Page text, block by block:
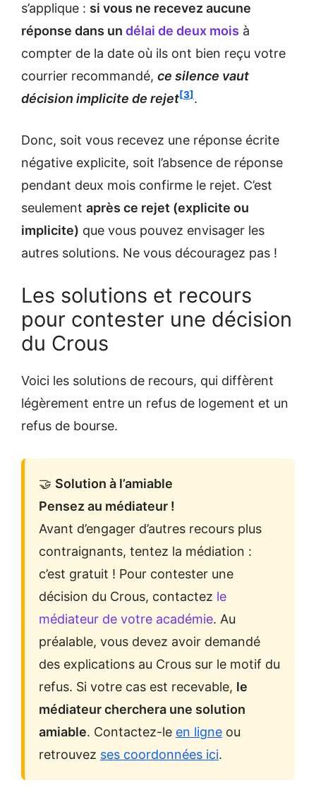
s’applique : si vous ne recevez aucune
réponse dans un délai de deux mois à
compter de la date où ils ont bien reçu votre
courrier recommandé, ce silence vaut
décision implicite de rejet 3 .
Donc, soit vous recevez une réponse écrite
négative explicite, soit l’absence de réponse
pendant deux mois confirme le rejet. C’est
seulement après ce rejet (explicite ou
implicite) que vous pouvez envisager les
autres solutions. Ne vous découragez pas !
Les solutions et recours
pour contester une décision
du Crous
Voici les solutions de recours, qui diffèrent
légèrement entre un refus de logement et un
refus de bourse.
🤝 Solution à l’amiable
Pensez au médiateur !
Avant d’engager d’autres recours plus
contraignants, tentez la médiation :
c’est gratuit ! Pour contester une
décision du Crous, contactez le
médiateur de votre académie. Au
préalable, vous devez avoir demandé
des explications au Crous sur le motif du
refus. Si votre cas est recevable, le
médiateur cherchera une solution
amiable. Contactez-le en ligne ou
retrouvez ses coordonnées ici.